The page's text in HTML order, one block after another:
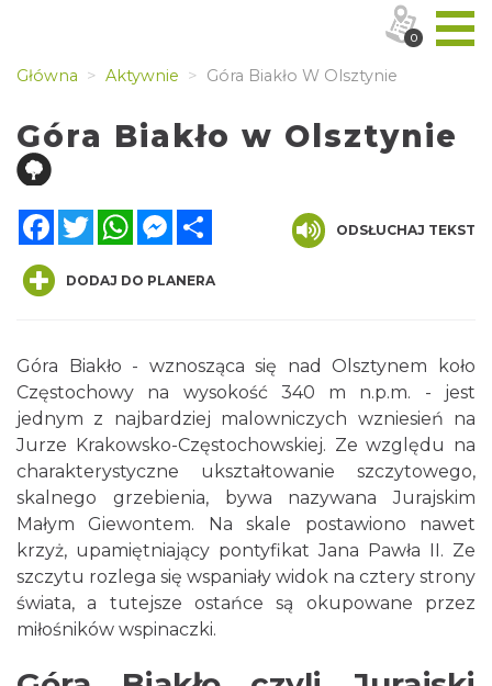
Główna Aktywnie Góra Biakło W Olsztynie
Góra Biakło w Olsztynie
FacebookTwitterWhatsAppMessenger
ODSŁUCHAJ TEKST
DODAJ DO PLANERA
Góra Biakło - wznosząca się nad Olsztynem koło
Częstochowy na wysokość 340 m n.p.m. - jest
jednym z najbardziej malowniczych wzniesień na
Jurze Krakowsko-Częstochowskiej. Ze względu na
charakterystyczne ukształtowanie szczytowego,
skalnego grzebienia, bywa nazywana Jurajskim
Małym Giewontem. Na skale postawiono nawet
krzyż, upamiętniający pontyfikat Jana Pawła II. Ze
szczytu rozlega się wspaniały widok na cztery strony
świata, a tutejsze ostańce są okupowane przez
miłośników wspinaczki.
0